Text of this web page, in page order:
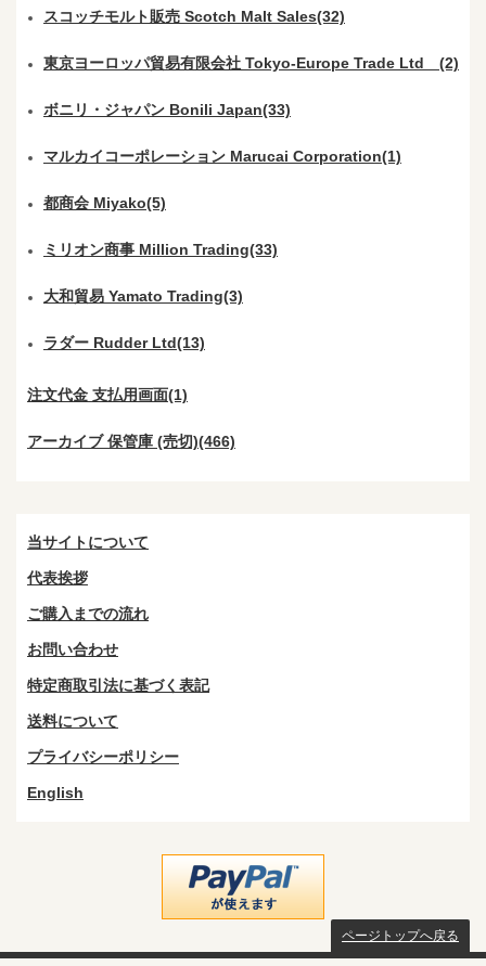
スコッチモルト販売 Scotch Malt Sales(32)
東京ヨーロッパ貿易有限会社 Tokyo-Europe Trade Ltd (2)
ボニリ・ジャパン Bonili Japan(33)
マルカイコーポレーション Marucai Corporation(1)
都商会 Miyako(5)
ミリオン商事 Million Trading(33)
大和貿易 Yamato Trading(3)
ラダー Rudder Ltd(13)
注文代金 支払用画面(1)
アーカイブ 保管庫 (売切)(466)
当サイトについて
代表挨拶
ご購入までの流れ
お問い合わせ
特定商取引法に基づく表記
送料について
プライバシーポリシー
English
ページトップへ戻る